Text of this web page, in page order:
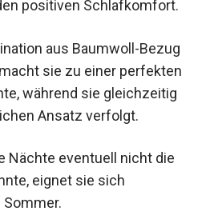
positiven Schlafkomfort.
aus Baumwoll-Bezug
sie zu einer perfekten
während sie gleichzeitig
Ansatz verfolgt.
Nächte eventuell nicht die
eignet sie sich